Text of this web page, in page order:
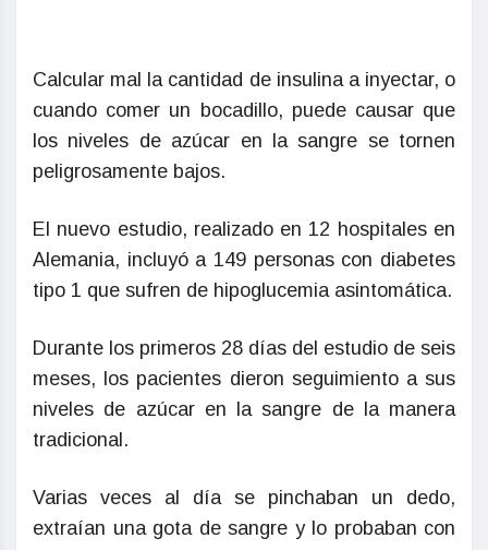
Calcular mal la cantidad de insulina a inyectar, o
cuando comer un bocadillo, puede causar que
los niveles de azúcar en la sangre se tornen
peligrosamente bajos.
El nuevo estudio, realizado en 12 hospitales en
Alemania, incluyó a 149 personas con diabetes
tipo 1 que sufren de hipoglucemia asintomática.
Durante los primeros 28 días del estudio de seis
meses, los pacientes dieron seguimiento a sus
niveles de azúcar en la sangre de la manera
tradicional.
Varias veces al día se pinchaban un dedo,
extraían una gota de sangre y lo probaban con